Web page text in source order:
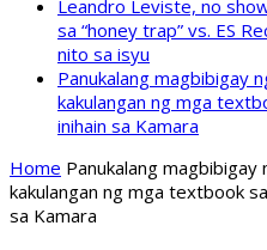
Leandro Leviste, no
sa “honey trap” vs. ES
nito sa isyu
Panukalang magbibigay
kakulangan ng mga
inihain sa Kamara
Home Panukalang
kakulangan ng mga textbook
sa Kamara